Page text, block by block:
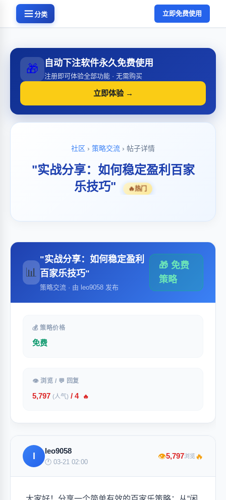
分类 立即免费使用
🎁 自动下注软件永久免费使用
注册即可体验全部功能 · 无需购买
立即体验 →
社区 › 策略交流 › 帖子详情
"实战分享：如何稳定盈利百家
乐技巧"
🔥热门
📊
"实战分享：如何稳定盈利
百家乐技巧"
策略交流 · 由 leo9058 发布
🎁 免费
策略
💰 策略价格
免费
👁 浏览 / 💬 回复
5,797 (人气) / 4 🔥
leo9058
🕐 03-21 02:00
👁5,797浏览🔥